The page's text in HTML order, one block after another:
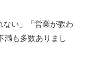
ない」「営業が教わ
満も多数ありまし